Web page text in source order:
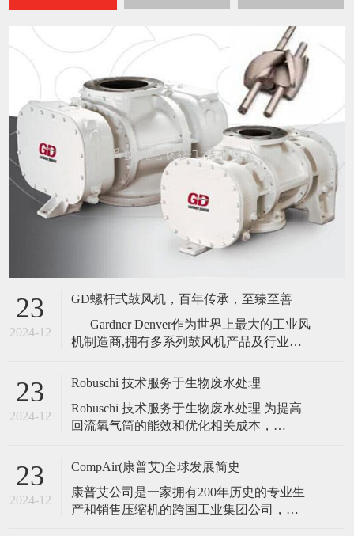
23
2024-12
GD螺杆式鼓风机，百年传承，至臻至善
Gardner Denver作为世界上最大的工业风
机制造商,拥有多系列鼓风机产品及行业内
中的一个产品，能满足多种不同风量,不同
23
2024-12
Robuschi 技术服务于生物废水处理
Robuschi 技术服务于生物废水处理 为提高
回流氧气筒的能效和优化相关成本，
择 Robuschi 的 ROBOX 新型风机装置。
23
2024-12
CompAir(康普艾)全球发展简史
康普艾公司是一家拥有200年历史的专业生
产和销售压缩机的跨国工业集团公司，目